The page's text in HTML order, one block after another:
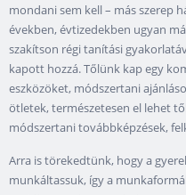
mondani sem kell – más szerep
években, évtizedekben ugyan
szakítson régi tanítási
kapott hozzá. Tőlünk kap egy
eszközöket, módszertani
ötletek, természetesen el lehet
módszertani továbbképzések,
Arra is törekedtünk, hogy a
munkáltassuk, így a